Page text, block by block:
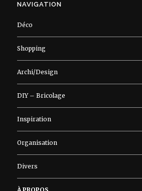
NAVIGATION
Déco
Shopping
Archi/Design
DIY – Bricolage
Inspiration
Organisation
Divers